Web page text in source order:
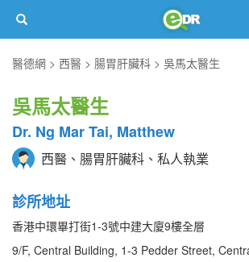
醫德網
西醫 腸胃肝臟科 吳馬太醫生
吳馬太醫生
Dr. Ng Mar Tai, Matthew
西醫、腸胃肝臟科、私人執業
診所地址
香港中環畢打街1-3號中建大廈9樓全層
9/F, Central Building, 1-3 Pedder Street,